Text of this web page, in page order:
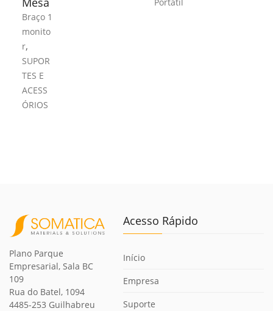
Braço 1
monito
r,
SUPOR
TES E
ACESS
ÓRIOS
Plano Parque
Empresarial, Sala BC
109
Rua do Batel, 1094
4485-253 Guilhabreu
Acesso Rápido
Início
Empresa
Suporte